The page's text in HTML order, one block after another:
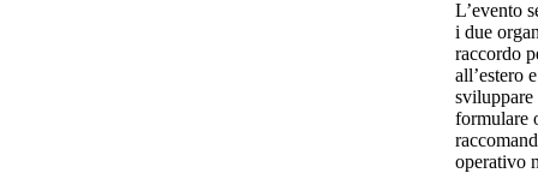
L’evento
i due
raccordo
all’estero
formulare
operativo